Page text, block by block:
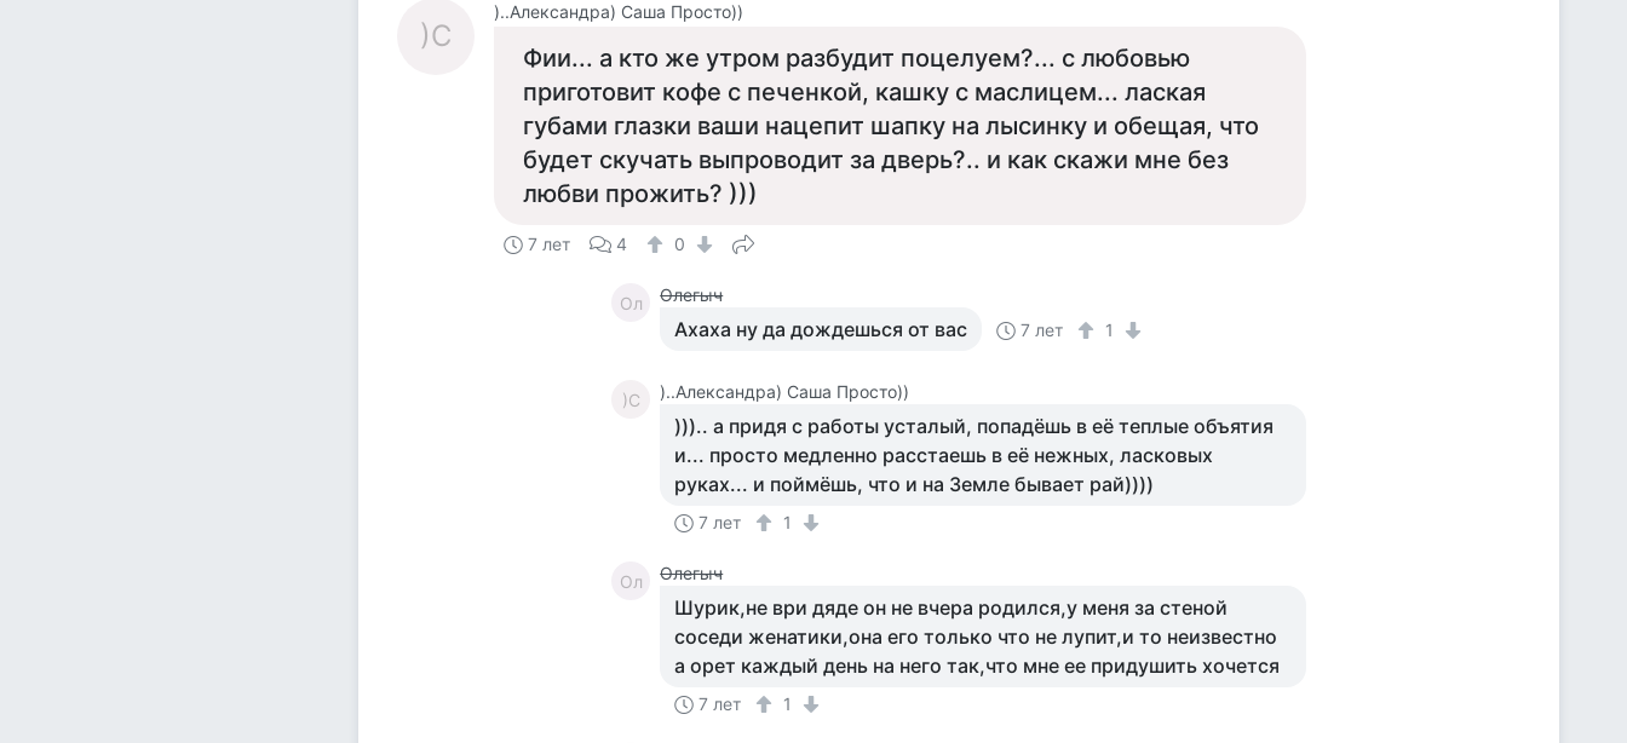
)С
)..Александра) Саша Просто))
Фии... а кто же утром разбудит поцелуем?... с любовью
приготовит кофе с печенкой, кашку с маслицем... лаская
губами глазки ваши нацепит шапку на лысинку и обещая, что
будет скучать выпроводит за дверь?.. и как скажи мне без
любви прожить? )))
7 лет 4 0
Ол Олегыч
Ахаха ну да дождешься от вас 7 лет 1
)С )..Александра) Саша Просто))
))).. а придя с работы усталый, попадёшь в её теплые объятия
и... просто медленно расстаешь в её нежных, ласковых
руках... и поймёшь, что и на Земле бывает рай))))
7 лет 1
Ол Олегыч
Шурик,не ври дяде он не вчера родился,у меня за стеной
соседи женатики,она его только что не лупит,и то неизвестно
а орет каждый день на него так,что мне ее придушить хочется
7 лет 1